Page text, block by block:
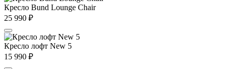
Кресло Bund Lounge Chair
25 990 ₽
Кресло лофт New 5
15 990 ₽